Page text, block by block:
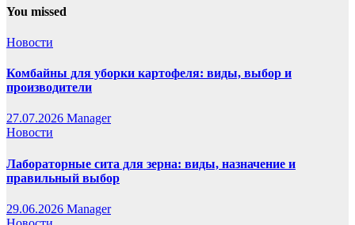
You missed
Новости
Комбайны для уборки картофеля: виды, выбор и
производители
27.07.2026 Manager
Новости
Лабораторные сита для зерна: виды, назначение и
правильный выбор
29.06.2026 Manager